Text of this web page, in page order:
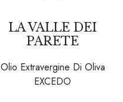
LA VALLE DEI
PARETE
Olio Extravergine Di Oliva
EXCEDO